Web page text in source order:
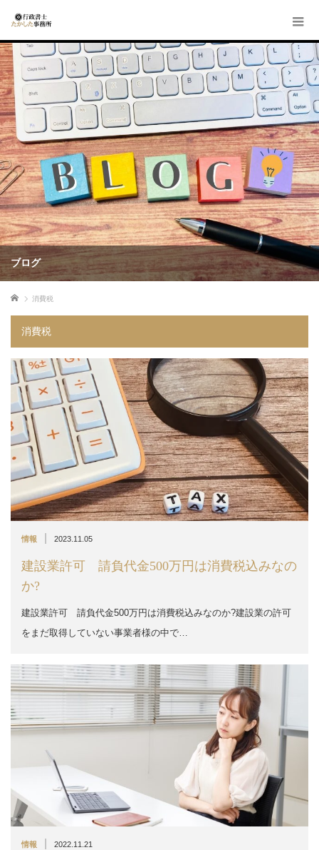
ブログ
ホーム 消費税
消費税
情報 2023.11.05
建設業許可 請負代金500万円は消費税込みなの
か?
建設業許可 請負代金500万円は消費税込みなのか?建設業の許可
をまだ取得していない事業者様の中で…
情報 2022.11.21